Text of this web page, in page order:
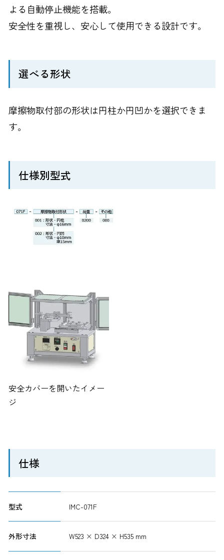
よる自動停止機能を搭載。
安全性を重視し、安心して使用できる設計です。
選べる形状
摩擦物取付部の形状は円柱か円凹かを選択できま
す。
仕様別型式
安全カバーを開いたイメー
ジ
仕様
型式 IMC-071F
外形寸法 W523 × D324 × H535 mm